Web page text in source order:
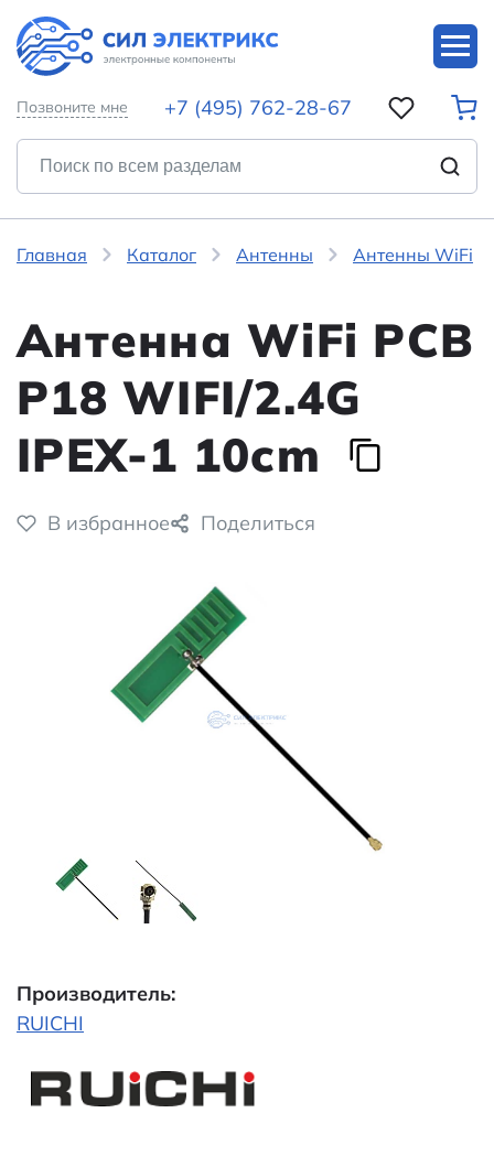
Позвоните мне +7 (495) 762-28-67
Главная Каталог Антенны Антенны WiFi
Антенна WiFi PCB
P18 WIFI/2.4G
IPEX-1 10cm
В избранное Поделиться
Производитель:
RUICHI